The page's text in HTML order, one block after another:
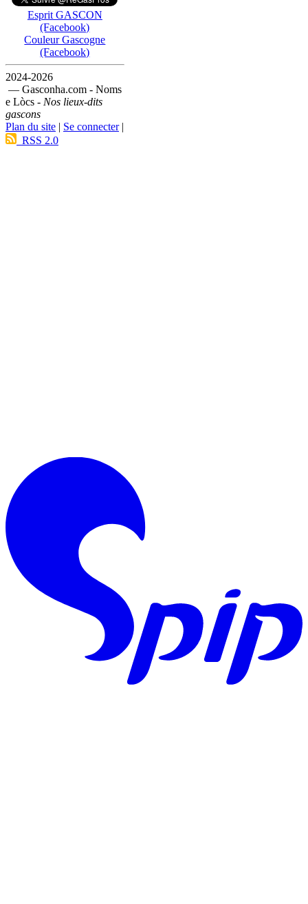
Esprit GASCON
(Facebook)
Couleur Gascogne
(Facebook)
2024-2026
— Gasconha.com - Noms
e Lòcs - Nos lieux-dits
gascons
Plan du site | Se connecter|
RSS 2.0